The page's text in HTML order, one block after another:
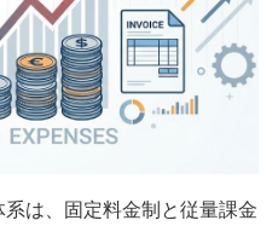
は、固定料金制と従量課金